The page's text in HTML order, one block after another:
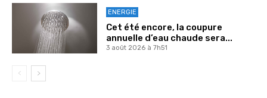
ENERGIE
Cet été encore, la coupure
annuelle d’eau chaude sera...
3 août 2026 à 7h51